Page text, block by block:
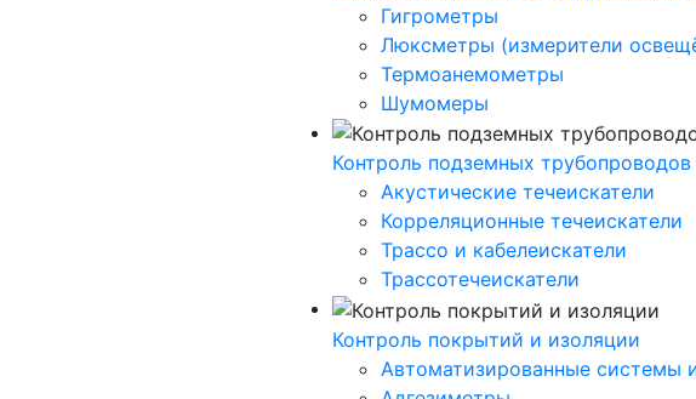
Гигрометры
Люксметры (измерители
Термоанемометры
Шумомеры
Контроль подземных трубопроводов
Акустические течеискатели
Корреляционные течеискатели
Трассо и кабелеискатели
Трассотечеискатели
Контроль покрытий и изоляции
Автоматизированные системы